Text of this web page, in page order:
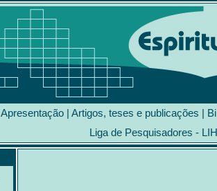
Apresentação | Artigos, teses e publicações |
Liga de Pesquisadores -